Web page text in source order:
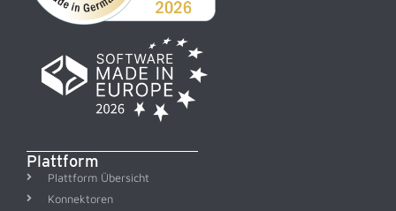
Plattform
Plattform Übersicht
Konnektoren